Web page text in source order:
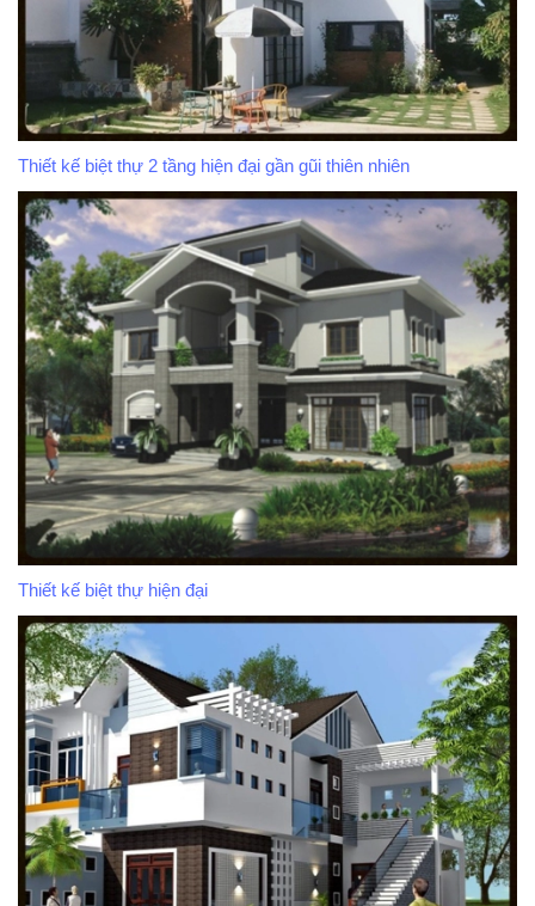
Thiết kế biệt thự 2 tầng hiện đại gần gũi thiên nhiên
Thiết kế biệt thự hiện đại